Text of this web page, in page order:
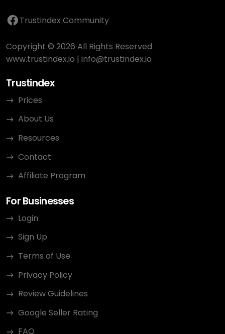
Trustindex Community
Copyright © 2026 All Rights Reserved
www.trustindex.io | info@trustindex.io
Trustindex
Prices
About Us
Resources
Contact
Affiliate Program
For Businesses
Login
Sign Up
Terms of Use
Privacy Policy
Review Guidelines
Google Seller Rating
FAQ